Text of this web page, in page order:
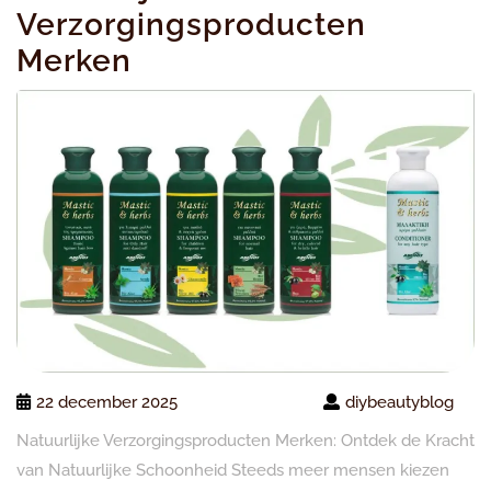
Verzorgingsproducten
Merken
22 december 2025
diybeautyblog
Natuurlijke Verzorgingsproducten Merken: Ontdek de Kracht
van Natuurlijke Schoonheid Steeds meer mensen kiezen